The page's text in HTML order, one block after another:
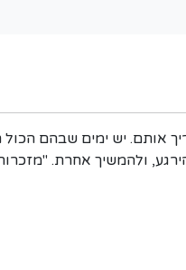
אותם. יש ימים שבהם
ולהמשיך אחרת.